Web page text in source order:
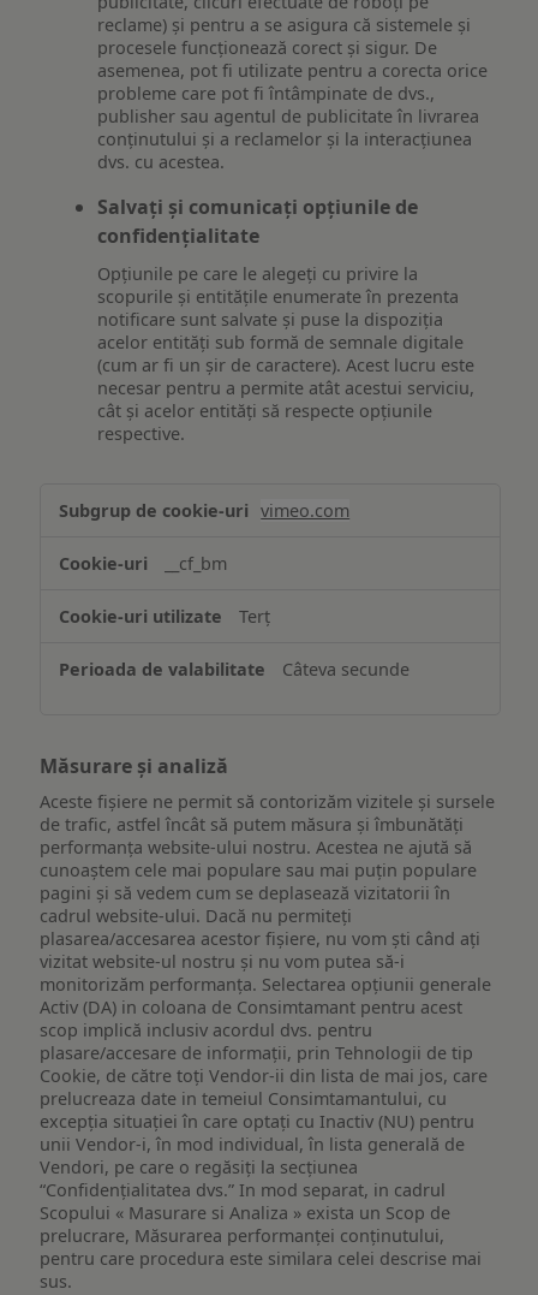
reclame) și pentru a se asigura că sistemele și
procesele funcționează corect și sigur. De
asemenea, pot fi utilizate pentru a corecta orice
probleme care pot fi întâmpinate de dvs.,
publisher sau agentul de publicitate în livrarea
conținutului și a reclamelor și la interacțiunea
dvs. cu acestea.
Salvați și comunicați opțiunile de
confidențialitate
Opțiunile pe care le alegeți cu privire la
scopurile și entitățile enumerate în prezenta
notificare sunt salvate și puse la dispoziția
acelor entități sub formă de semnale digitale
(cum ar fi un șir de caractere). Acest lucru este
necesar pentru a permite atât acestui serviciu,
cât și acelor entități să respecte opțiunile
respective.
funcționalităților
ului
vimeo.com
__cf_bm
Terț
Câteva secunde
Măsurare și analiză
Aceste fișiere ne permit să contorizăm vizitele și sursele
de trafic, astfel încât să putem măsura și îmbunătăți
performanța website-ului nostru. Acestea ne ajută să
cunoaștem cele mai populare sau mai puțin populare
pagini și să vedem cum se deplasează vizitatorii în
cadrul website-ului. Dacă nu permiteți
plasarea/accesarea acestor fișiere, nu vom ști când ați
vizitat website-ul nostru și nu vom putea să-i
monitorizăm performanța. Selectarea opțiunii generale
Activ (DA) in coloana de Consimtamant pentru acest
scop implică inclusiv acordul dvs. pentru
plasare/accesare de informații, prin Tehnologii de tip
Cookie, de către toți Vendor-ii din lista de mai jos, care
prelucreaza date in temeiul Consimtamantului, cu
excepția situației în care optați cu Inactiv (NU) pentru
unii Vendor-i, în mod individual, în lista generală de
Vendori, pe care o regăsiți la secțiunea
“Confidențialitatea dvs.” In mod separat, in cadrul
Scopului « Masurare si Analiza » exista un Scop de
prelucrare, Măsurarea performanței conținutului,
pentru care procedura este similara celei descrise mai
sus.